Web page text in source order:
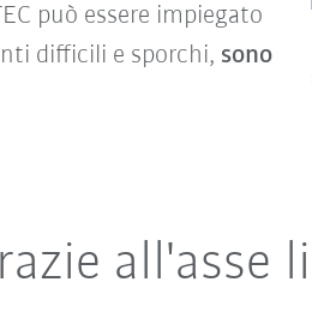
può essere impiegato
difficili e sporchi, sono
all'asse